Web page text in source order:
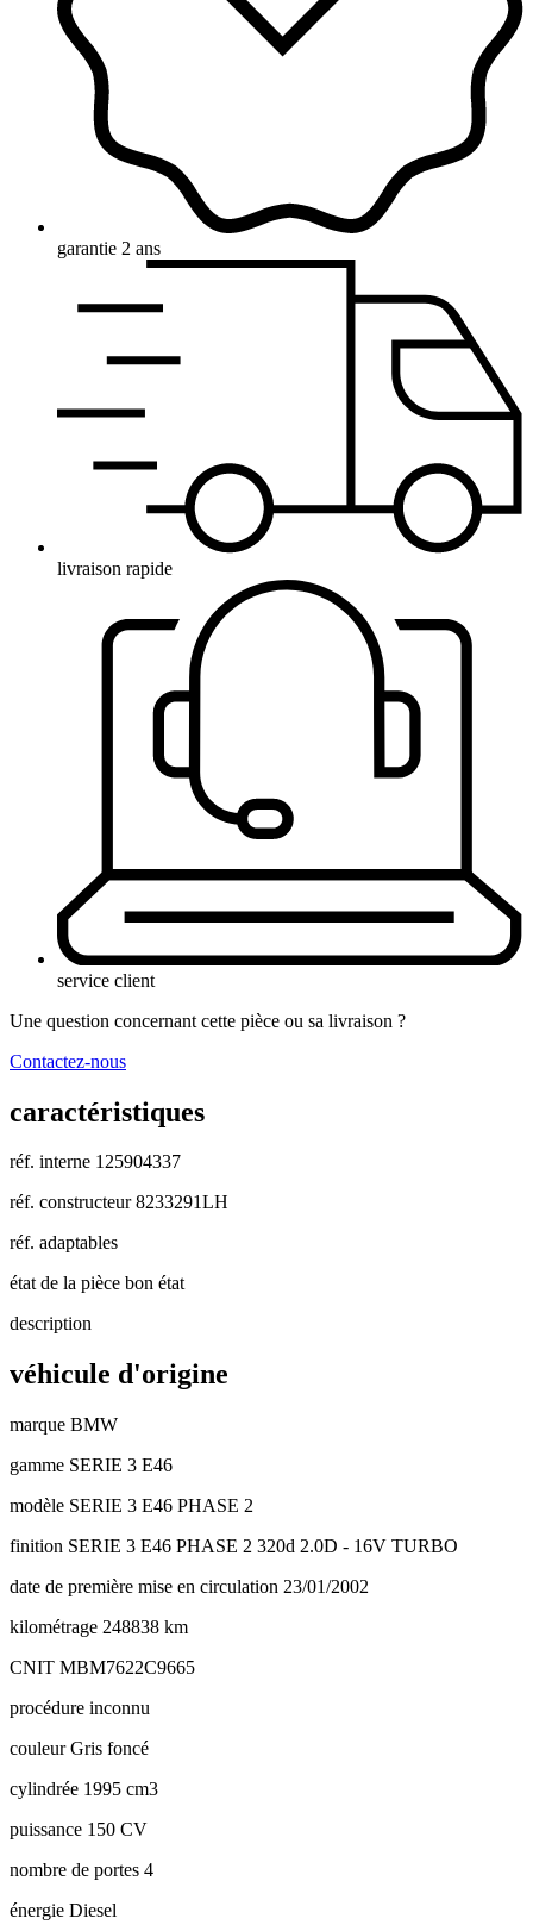
garantie 2 ans
livraison rapide
service client
Une question concernant cette pièce ou sa livraison ?
Contactez-nous
caractéristiques
réf. interne 125904337
réf. constructeur 8233291LH
réf. adaptables
état de la pièce bon état
description
véhicule d'origine
marque BMW
gamme SERIE 3 E46
modèle SERIE 3 E46 PHASE 2
finition SERIE 3 E46 PHASE 2 320d 2.0D - 16V TURBO
date de première mise en circulation 23/01/2002
kilométrage 248838 km
CNIT MBM7622C9665
procédure inconnu
couleurGris foncé
cylindrée 1995 cm3
puissance 150 CV
nombre de portes 4
énergie Diesel